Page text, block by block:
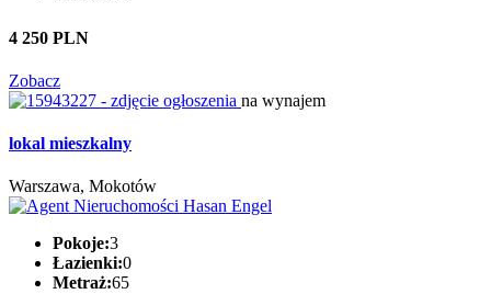
4 250 PLN
Zobacz
na wynajem
lokal mieszkalny
Warszawa, Mokotów
Pokoje:3
Łazienki:0
Metraż:65